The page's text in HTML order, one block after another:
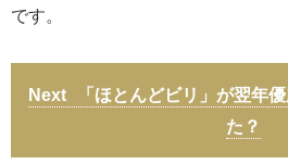
です。
「ほとんどビリ」が翌年
た？